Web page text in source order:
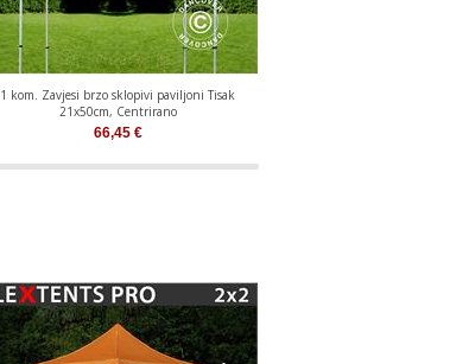
1 kom. Zavjesi brzo sklopivi paviljoni Tisak
21x50cm, Centrirano
66,45€